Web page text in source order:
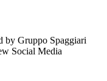
by Gruppo Spaggiari
Social Media